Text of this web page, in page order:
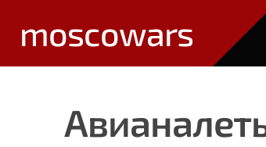
moscowars